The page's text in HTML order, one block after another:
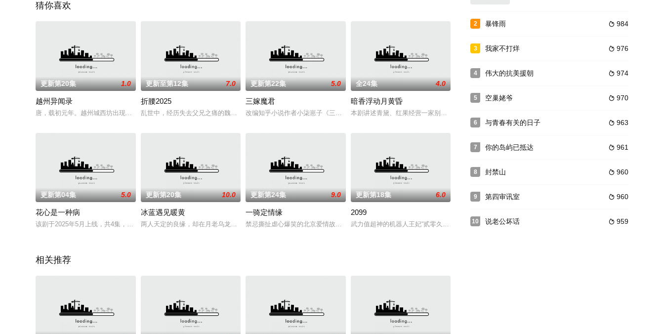
猜你喜欢
更新第20集 1.0
越州异闻录
唐，载初元年。越州城西坊出现一起好似招鬼仪式的诡异自杀案，越府少尹司文调查后发现死者是自己深爱过的女人—
更新至第12集 7.0
折腰2025
乱世中，经历失去父兄之痛的魏劭励精图治扛起家族重任，当他带领族人一雪当年的屠城之辱时，却发现百姓需要的不
更新第22集 5.0
三嫁魔君
改编知乎小说作者小柒崽子《三嫁冥君》。苍云神女江稚鱼（马秋元 饰）与狸族少年江景淮（何健麒 饰）二人相知
全24集 4.0
暗香浮动月黄昏
本剧讲述青黛、红果经营一家别具一格的三香茶楼，一个妩媚神秘、一个可爱古怪。实则是夜间“偷盗”的飞贼
更新第04集 5.0
花心是一种病
该剧于2025年5月上线，共4集，以喜剧风格讲述花心攻与台湾小卷毛受的恋爱故事。
更新第20集 10.0
冰蓝遇见暖黄
两人天定的良缘，却在月老乌龙操作下变成冤家路窄，为了弥补错误，月老想出了更夸张的操作，为了找到撮合二人的
更新第24集 9.0
一骑定情缘
禁忌撕扯虐心爆笑的北京爱情故事终于来了。该剧讲述了任浩铭阮清恬的爱情故事。男主是马场老板，顶级的虐心爱情
更新第18集 6.0
2099
武力值超神的机器人王妃“贰零久久”，带着未解的使命闯入废柴大王陈小花的荒诞人生，为帮助他顺利通关走
相关推荐
2  984
暴锋雨
3  976
我家不打烊
4  974
伟大的抗美援朝
5  970
空巢姥爷
6  963
与青春有关的日子
7  961
你的岛屿已抵达
8  960
封禁山
9  960
第四审讯室
10  959
说老公坏话